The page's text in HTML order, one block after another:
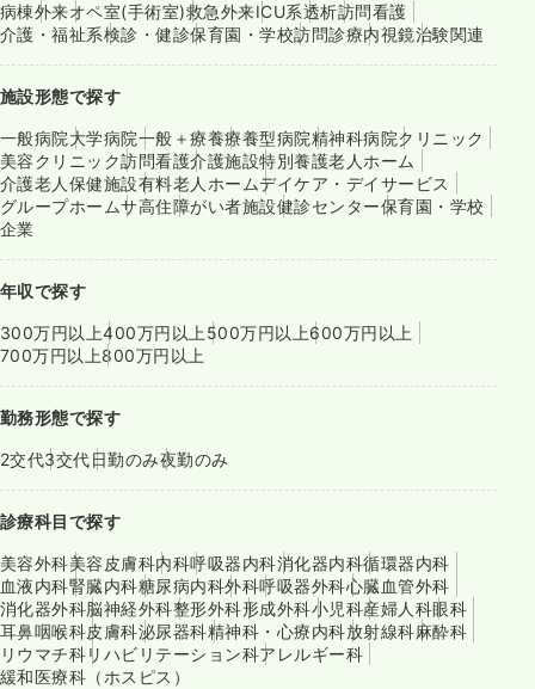
病棟外来オペ室(手術室)救急外来ICU系透析訪問看護
介護・福祉系検診・健診保育園・学校訪問診療内視鏡治験関連
施設形態で探す
一般病院大学病院一般＋療養療養型病院精神科病院クリニック
美容クリニック訪問看護介護施設特別養護老人ホーム
介護老人保健施設有料老人ホームデイケア・デイサービス
グループホームサ高住障がい者施設健診センター保育園・学校
企業
年収で探す
300万円以上400万円以上 500万円以上600万円以上
700万円以上800万円以上
勤務形態で探す
2交代3交代日勤のみ夜勤のみ
診療科目で探す
美容外科美容皮膚科内科呼吸器内科消化器内科循環器内科
血液内科腎臓内科糖尿病内科外科呼吸器外科心臓血管外科
消化器外科脳神経外科整形外科形成外科小児科産婦人科眼科
耳鼻咽喉科皮膚科泌尿器科精神科・心療内科放射線科麻酔科
リウマチ科リハビリテーション科アレルギー科
緩和医療科（ホスピス）